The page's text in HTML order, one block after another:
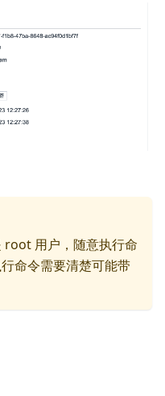
root 用户，随意执行命
命令需要清楚可能带